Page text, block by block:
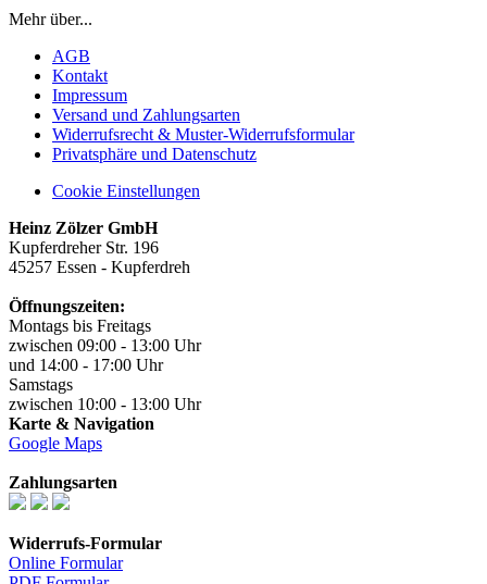
Mehr über...
AGB
Kontakt
Impressum
Versand und Zahlungsarten
Widerrufsrecht & Muster-Widerrufsformular
Privatsphäre und Datenschutz
Cookie Einstellungen
Heinz Zölzer GmbH
Kupferdreher Str. 196
45257 Essen - Kupferdreh
Öffnungszeiten:
Montags bis Freitags
zwischen 09:00 - 13:00 Uhr
und 14:00 - 17:00 Uhr
Samstags
zwischen 10:00 - 13:00 Uhr
Karte & Navigation
Google Maps
Zahlungsarten
Widerrufs-Formular
Online Formular